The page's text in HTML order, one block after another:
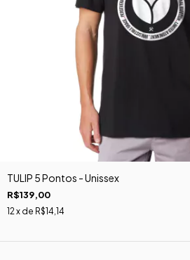
TULIP 5 Pontos - Unissex
R$139,00
12 x de R$14,14